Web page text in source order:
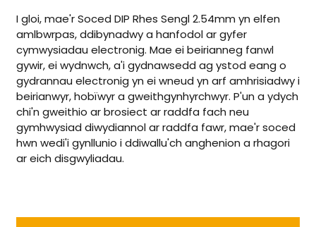
I gloi, mae'r Soced DIP Rhes Sengl 2.54mm yn elfen
amlbwrpas, ddibynadwy a hanfodol ar gyfer
cymwysiadau electronig. Mae ei beirianneg fanwl
gywir, ei wydnwch, a'i gydnawsedd ag ystod eang o
gydrannau electronig yn ei wneud yn arf amhrisiadwy i
beirianwyr, hobïwyr a gweithgynhyrchwyr. P'un a ydych
chi'n gweithio ar brosiect ar raddfa fach neu
gymhwysiad diwydiannol ar raddfa fawr, mae'r soced
hwn wedi'i gynllunio i ddiwallu'ch anghenion a rhagori
ar eich disgwyliadau.